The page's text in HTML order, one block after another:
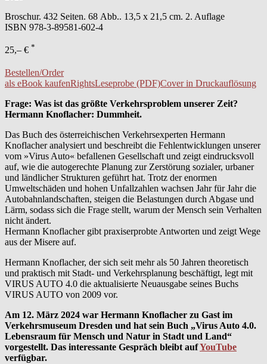
Broschur. 432 Seiten. 68 Abb.. 13,5 x 21,5 cm. 2. Auflage
ISBN 978-3-89581-602-4
25,– € *
Bestellen/Order
als eBook kaufenRightsLeseprobe (PDF)Cover in Druckauflösung
Frage: Was ist das größte Verkehrsproblem unserer Zeit?
Hermann Knoflacher: Dummheit.
Das Buch des österreichischen Verkehrsexperten Hermann
Knoflacher analysiert und beschreibt die Fehlentwicklungen unserer
vom »Virus Auto« befallenen Gesellschaft und zeigt eindrucksvoll
auf, wie die autogerechte Planung zur Zerstörung sozialer, urbaner
und ländlicher Strukturen geführt hat. Trotz der enormen
Umweltschäden und hohen Unfallzahlen wachsen Jahr für Jahr die
Autobahnlandschaften, steigen die Belastungen durch Abgase und
Lärm, sodass sich die Frage stellt, warum der Mensch sein Verhalten
nicht ändert.
Hermann Knoflacher gibt praxiserprobte Antworten und zeigt Wege
aus der Misere auf.
Hermann Knoflacher, der sich seit mehr als 50 Jahren theoretisch
und praktisch mit Stadt- und Verkehrsplanung beschäftigt, legt mit
VIRUS AUTO 4.0 die aktualisierte Neuausgabe seines Buchs
VIRUS AUTO von 2009 vor.
Am 12. März 2024 war Hermann Knoflacher zu Gast im
Verkehrsmuseum Dresden und hat sein Buch „Virus Auto 4.0.
Lebensraum für Mensch und Natur in Stadt und Land“
vorgestellt. Das interessante Gespräch bleibt aufYouTube
verfügbar.